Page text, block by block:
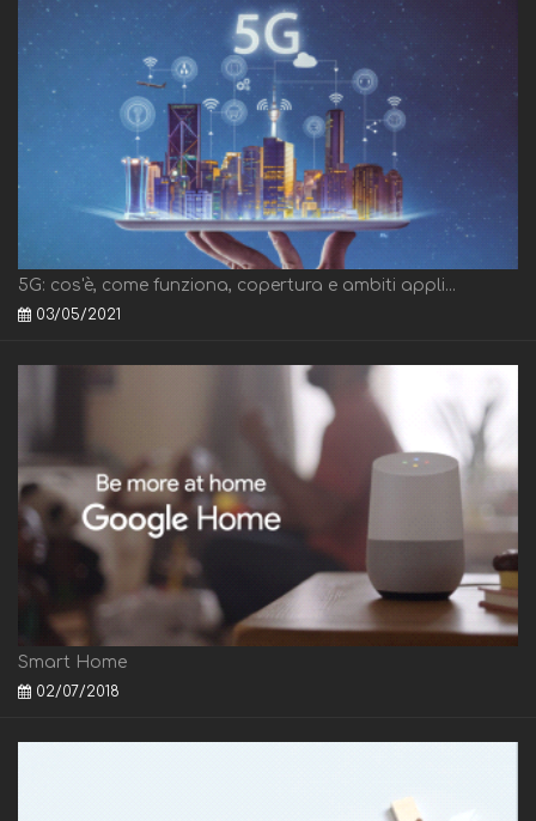
5G: cos'è, come funziona, copertura e ambiti appli...
03/05/2021
Smart Home
02/07/2018